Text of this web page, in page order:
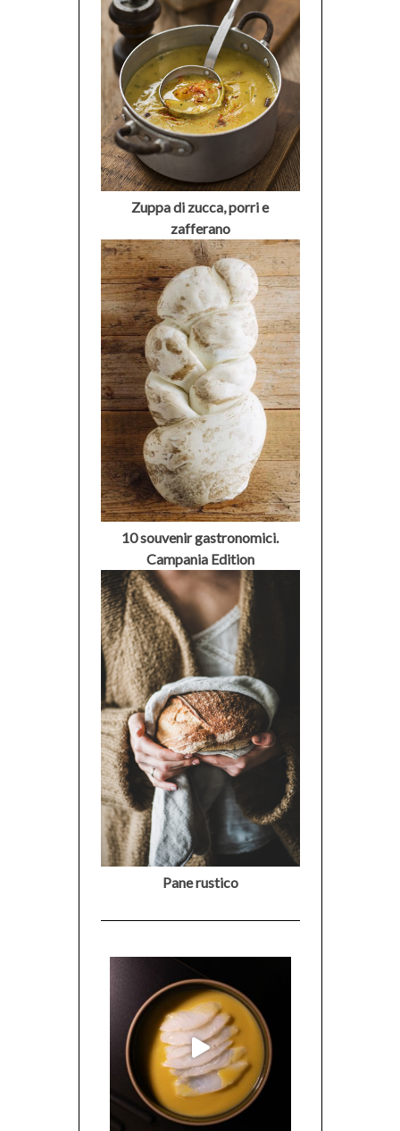
Zuppa di zucca, porri e
zafferano
10 souvenir gastronomici.
Campania Edition
Pane rustico